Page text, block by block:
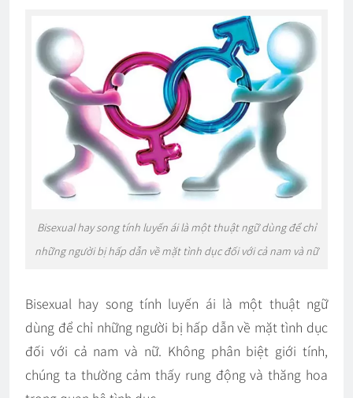
Bisexual hay song tính luyến ái là một thuật ngữ dùng để chỉ
những người bị hấp dẫn về mặt tình dục đối với cả nam và nữ
Bisexual hay song tính luyến ái là một thuật ngữ
dùng để chỉ những người bị hấp dẫn về mặt tình dục
đối với cả nam và nữ. Không phân biệt giới tính,
chúng ta thường cảm thấy rung động và thăng hoa